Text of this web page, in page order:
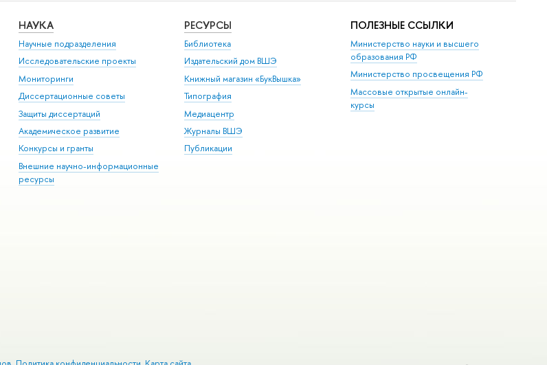
НАУКА
Научные подразделения
Исследовательские проекты
Мониторинги
Диссертационные советы
Защиты диссертаций
Академическое развитие
Конкурсы и гранты
Внешние научно-информационные
ресурсы
РЕСУРСЫ
Библиотека
Издательский дом ВШЭ
Книжный магазин «БукВышка»
Типография
Медиацентр
Журналы ВШЭ
Публикации
ПОЛЕЗНЫЕ ССЫЛКИ
Министерство науки и высшего
образования РФ
Министерство просвещения РФ
Массовые открытые онлайн-
курсы